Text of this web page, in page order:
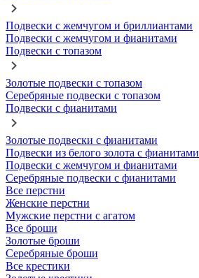
Подвески с жемчугом и бриллиантами
Подвески с жемчугом и фианитами
Подвески с топазом
Золотые подвески с топазом
Серебряные подвески с топазом
Подвески с фианитами
Золотые подвески с фианитами
Подвески из белого золота с фианитами
Подвески с жемчугом и фианитами
Серебряные подвески с фианитами
Все перстни
Женские перстни
Мужские перстни с агатом
Все броши
Золотые броши
Серебряные броши
Все крестики